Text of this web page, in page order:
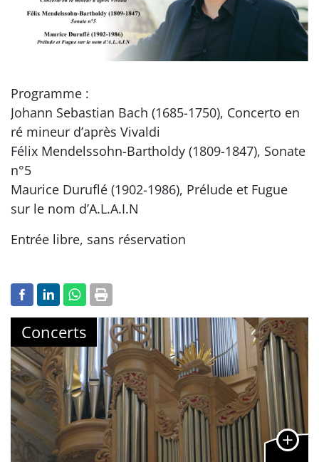
Programme :
Johann Sebastian Bach (1685-1750), Concerto en
ré mineur d’après Vivaldi
Félix Mendelssohn-Bartholdy (1809-1847), Sonate
n°5
Maurice Duruflé (1902-1986), Prélude et Fugue
sur le nom d’A.L.A.I.N
Entrée libre, sans réservation
Concerts